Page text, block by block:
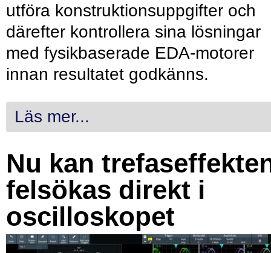
utföra konstruktionsuppgifter och
därefter kontrollera sina lösningar
med fysikbaserade EDA-motorer
innan resultatet godkänns.
Läs mer...
Nu kan
felsökas direkt i
oscilloskopet